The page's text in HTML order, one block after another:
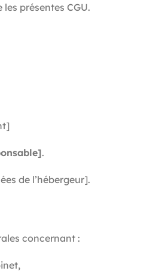
présentes CGU.
.
de l’hébergeur].
concernant :